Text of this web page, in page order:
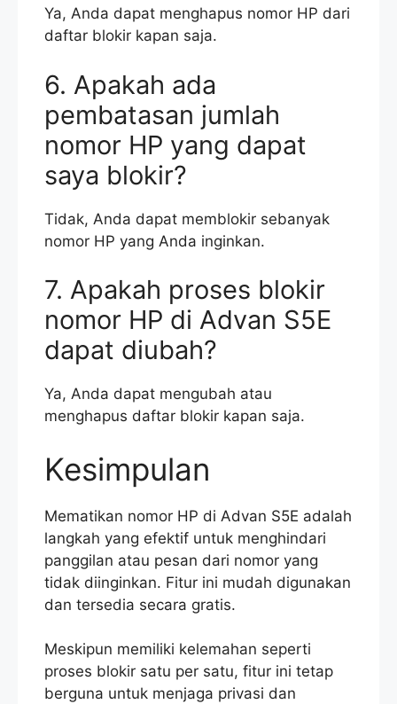
Ya, Anda dapat menghapus nomor HP dari
daftar blokir kapan saja.
6. Apakah ada
pembatasan jumlah
nomor HP yang dapat
saya blokir?
Tidak, Anda dapat memblokir sebanyak
nomor HP yang Anda inginkan.
7. Apakah proses blokir
nomor HP di Advan S5E
dapat diubah?
Ya, Anda dapat mengubah atau
menghapus daftar blokir kapan saja.
Kesimpulan
Mematikan nomor HP di Advan S5E adalah
langkah yang efektif untuk menghindari
panggilan atau pesan dari nomor yang
tidak diinginkan. Fitur ini mudah digunakan
dan tersedia secara gratis.
Meskipun memiliki kelemahan seperti
proses blokir satu per satu, fitur ini tetap
berguna untuk menjaga privasi dan